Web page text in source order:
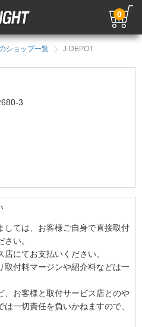
0
ショップ一覧 J-DEPOT
3
しては、お客様ご自身で直接取付
い。
店にてお支払いください。
取付料マージンや紹介料などは一
、お客様と取付サービス店とのや
一切責任を負いかねますので、